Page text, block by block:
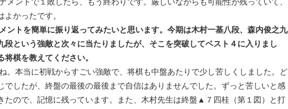
メントで１敗したら、もう終わりです。厳しいながらも可能性が残っていて、
かったです。
トを簡単に振り返ってみたいと思います。今期は木村一基八段、森内俊之九
段という強敵と次々に当たりましたが、そこを突破してベスト４に入りまし
棋を教えてください。
。本当に初戦からすごい強敵で、将棋も中盤あたりで少し苦しくしました。ど
でしたが、終盤の最後の最後まで自信はありませんでした。ずっと苦しいと感
たので、記憶に残っています。また、木村先生は終盤▲７四桂（第１図）と打